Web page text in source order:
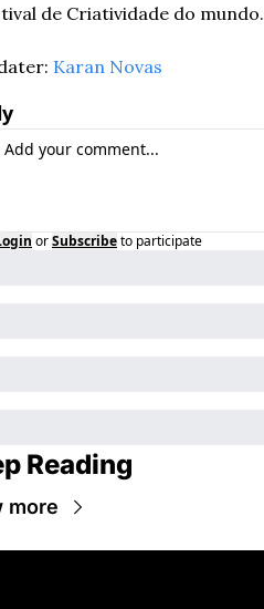
de Criatividade do mundo.
Karan Novas
orSubscribeto participate
Reading
more